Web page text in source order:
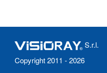
S.r.l.
Copyright 2011 - 2026